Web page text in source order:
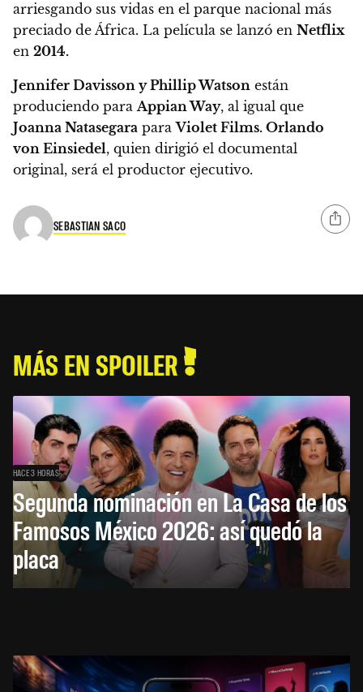
arriesgando sus vidas en el parque nacional más
preciado de África. La película se lanzó en Netflix
en 2014.
Jennifer Davisson y Phillip Watson están
produciendo paraAppian Way, al igual que
Joanna Natasegara paraViolet Films. Orlando
von Einsiedel, quien dirigió el documental
original, será el productor ejecutivo.
SEBASTIAN SACO
MÁS EN SPOILER
HACE 3 HORAS
Segunda nominación en La Casa de los
Famosos México 2026: así quedó la
placa